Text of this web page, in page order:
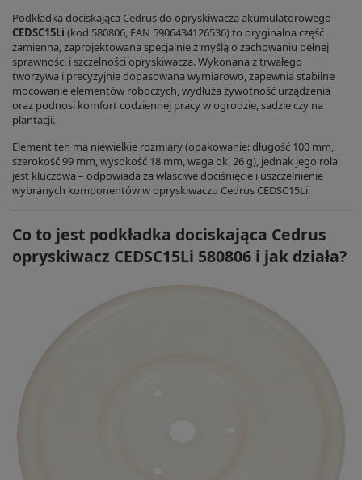
Podkładka dociskająca Cedrus do opryskiwacza akumulatorowego
CEDSC15Li (kod 580806, EAN 5906434126536) to oryginalna część
zamienna, zaprojektowana specjalnie z myślą o zachowaniu pełnej
sprawności i szczelności opryskiwacza. Wykonana z trwałego
tworzywa i precyzyjnie dopasowana wymiarowo, zapewnia stabilne
mocowanie elementów roboczych, wydłuża żywotność urządzenia
oraz podnosi komfort codziennej pracy w ogrodzie, sadzie czy na
plantacji.
Element ten ma niewielkie rozmiary (opakowanie: długość 100 mm,
szerokość 99 mm, wysokość 18 mm, waga ok. 26 g), jednak jego rola
jest kluczowa – odpowiada za właściwe dociśnięcie i uszczelnienie
wybranych komponentów w opryskiwaczu Cedrus CEDSC15Li.
Co to jest podkładka dociskająca Cedrus
opryskiwacz CEDSC15Li 580806 i jak działa?